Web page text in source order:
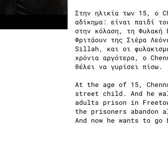
Στην ηλικία των 15, ο
αδίκημα: είναι παιδί
στην κόλαση, τη Φυλακή
Φριτάουν της Σιέρα
Sillah, και οι
χρόνια αργότερα, ο
θέλει να γυρίσει πίσω.
At the age of 15,
street child. And he
adults prison in
the prisoners abandon
And now he wants to go